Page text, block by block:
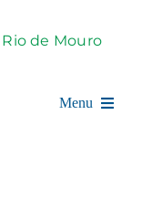
Menu